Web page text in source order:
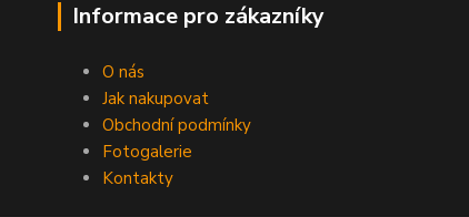
Informace pro zákazníky
O nás
Jak nakupovat
Obchodní podmínky
Fotogalerie
Kontakty